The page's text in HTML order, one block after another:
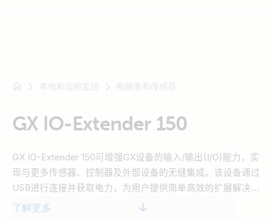
SmartSolar
Multiplus-
Orion
XS
SmartShunt
本地和远程监控 电能表和传感器
GX IO-Extender 150
GX IO-Extender 150可增强GX设备的输入/输出 (I/O)能力 ， 实
现与更多传感器、控制器及外部设备的无缝集成。该设备通过
USB进行连接并获取电力，为用户提供简单高效的扩展解决方
案。用户既可通过
Node-RED
了解更多